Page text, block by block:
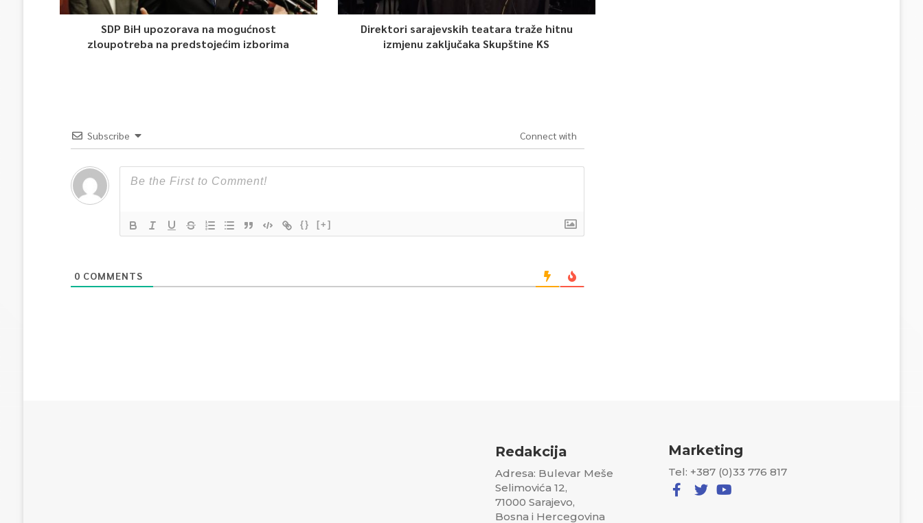
SDP BiH upozorava na mogućnost
zloupotreba na predstojećim izborima
Direktori sarajevskih teatara traže hitnu
izmjenu zaključaka Skupštine KS
Subscribe Connect with
{} [+]
0 COMMENTS
Redakcija
Adresa: Bulevar Meše
Selimovića 12,
71000 Sarajevo,
Bosna i Hercegovina
Marketing
Tel: +387 (0)33 776 817